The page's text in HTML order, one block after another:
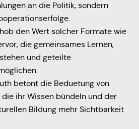
an die Politik, sondern
den Wert solcher Formate wie
die gemeinsames Lernen,
und geteilte
betont die Beduetung von
ihr Wissen bündeln und der
Bildung mehr Sichtbarkeit